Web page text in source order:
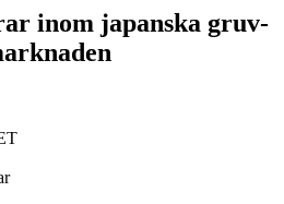
inom japanska gruv-